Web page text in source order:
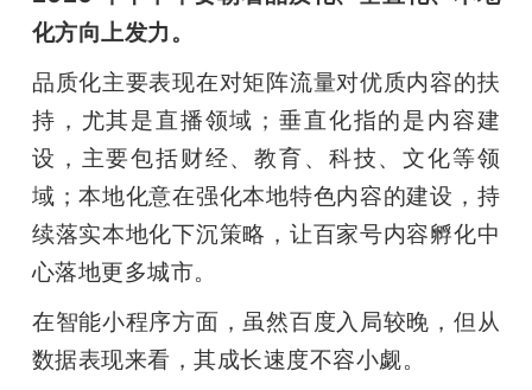
化方向上发力。
品质化主要表现在对矩阵流量对优质内容的扶
持，尤其是直播领域；垂直化指的是内容建
设，主要包括财经、教育、科技、文化等领
域；本地化意在强化本地特色内容的建设，持
续落实本地化下沉策略，让百家号内容孵化中
心落地更多城市。
在智能小程序方面，虽然百度入局较晚，但从
数据表现来看，其成长速度不容小觑。